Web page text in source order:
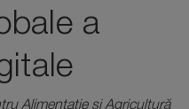
a
Alimentație și Agricultură